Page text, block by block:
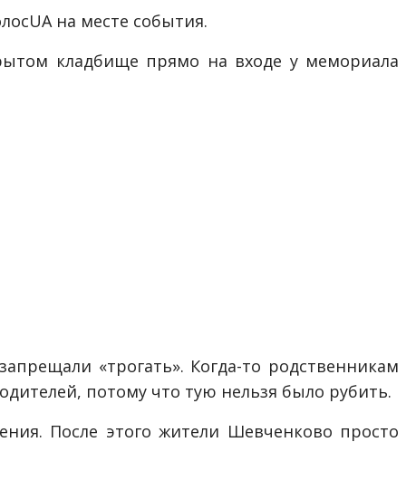
UA на месте события.
кладбище прямо на входе у мемориала
«трогать». Когда-то родственникам
потому что тую нельзя было рубить.
После этого жители Шевченково просто